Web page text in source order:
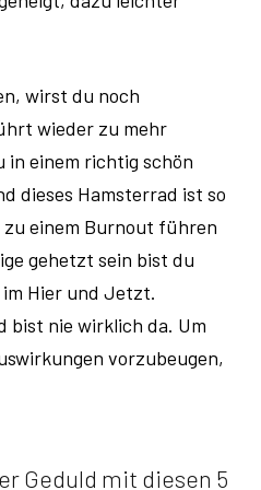
wirst du noch
wieder zu mehr
in einem richtig schön
dieses Hamsterrad ist so
zu einem Burnout führen
gehetzt sein bist du
Hier und Jetzt.
bist nie wirklich da. Um
vorzubeugen,
Geduld mit diesen 5